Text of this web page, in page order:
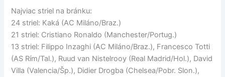
Najviac striel na bránku:
24 striel: Kaká (AC Miláno/Braz.)
21 striel: Cristiano Ronaldo (Manchester/Portug.)
13 striel: Filippo Inzaghi (AC Miláno/Braz.), Francesco Totti
(AS Rím/Tal.), Ruud van Nistelrooy (Real Madrid/Hol.), David
Villa (Valencia/Šp.), Didier Drogba (Chelsea/Pobr. Slon.),